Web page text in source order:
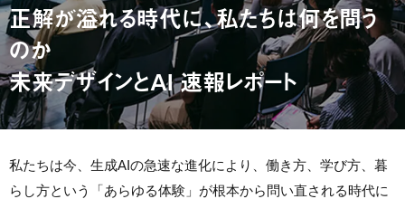
正解が溢れる時代に、私たちは何を問う
のか
未来デザインとAI 速報レポート
私たちは今、生成AIの急速な進化により、働き方、学び方、暮
らし方という「あらゆる体験」が根本から問い直される時代に